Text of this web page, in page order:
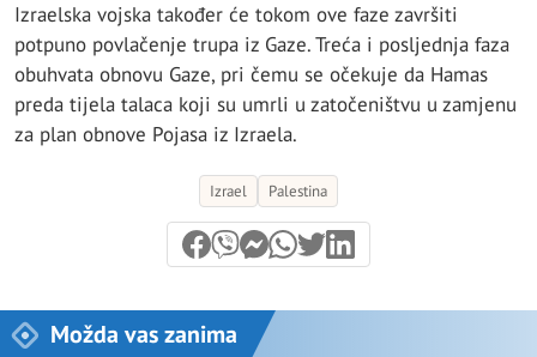
Izraelska vojska također će tokom ove faze završiti
potpuno povlačenje trupa iz Gaze. Treća i posljednja faza
obuhvata obnovu Gaze, pri čemu se očekuje da Hamas
preda tijela talaca koji su umrli u zatočeništvu u zamjenu
za plan obnove Pojasa iz Izraela.
Izrael Palestina
Možda vas zanima